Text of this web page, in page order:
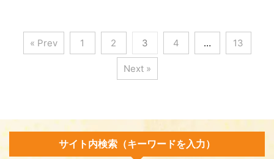
« Prev 1 2 3 4 … 13
Next »
サイト内検索（キーワードを入力）